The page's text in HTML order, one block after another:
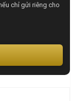
chỉ gửi riêng cho